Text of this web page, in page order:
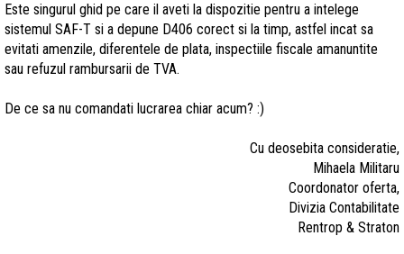
Este singurul ghid pe care il aveti la dispozitie pentru a intelege
sistemul SAF-T si a depune D406 corect si la timp, astfel incat sa
evitati amenzile, diferentele de plata, inspectiile fiscale amanuntite
sau refuzul rambursarii de TVA.
De ce sa nu comandati lucrarea chiar acum? :)
Cu deosebita consideratie,
Mihaela Militaru
Coordonator oferta,
Divizia Contabilitate
Rentrop & Straton